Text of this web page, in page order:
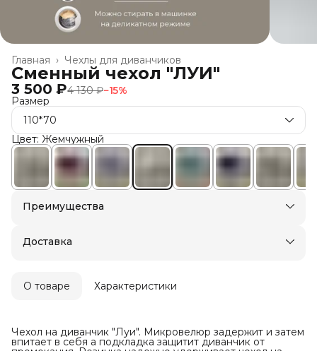
Чехлы для диванчиков
Главная ›
Сменный чехол "ЛУИ"
3 500 ₽4 130 ₽−15%
Размер
110*70
Цвет: Жемчужный
Преимущества
Доставка в пункты выдачи или до двери
Доставка
О товаре Характеристики
Чехол на диванчик "Луи". Микровелюр задержит и затем
впитает в себя а подкладка защитит диванчик от